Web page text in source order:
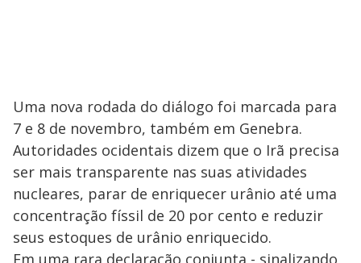
Uma nova rodada do diálogo foi marcada para
7 e 8 de novembro, também em Genebra.
Autoridades ocidentais dizem que o Irã precisa
ser mais transparente nas suas atividades
nucleares, parar de enriquecer urânio até uma
concentração físsil de 20 por cento e reduzir
seus estoques de urânio enriquecido.
Em uma rara declaração conjunta - sinalizando